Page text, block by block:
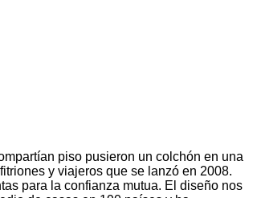
piso pusieron un colchón en una
y viajeros que se lanzó en 2008.
para la confianza mutua. El diseño nos